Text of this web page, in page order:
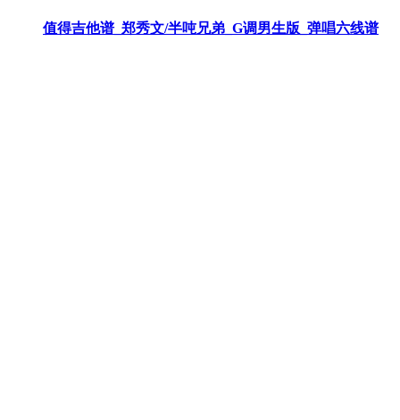
值得吉他谱_郑秀文/半吨兄弟_G调男生版_弹唱六线谱